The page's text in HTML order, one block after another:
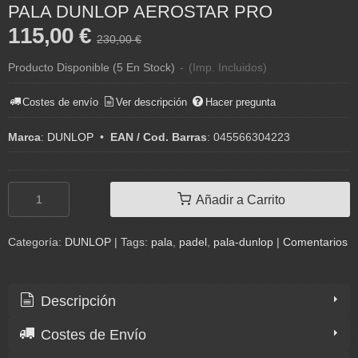
PALA DUNLOP AEROSTAR PRO
115,00 € 230,00 €
Producto Disponible (5 En Stock) - (Imp. Incluidos)
Costes de envío Ver descripción Hacer pregunta
Marca: DUNLOP • EAN / Cod. Barras: 045566304223
Añadir a Carrito
Categoría: DUNLOP | Tags: pala padel pala-dunlop | Comentarios
Descripción
Costes de Envío